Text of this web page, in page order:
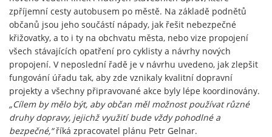
zpříjemní cesty autobusem po městě. Na základě podnětů
občanů jsou jeho součástí nápady, jak řešit nebezpečné
křižovatky, a to i ty na obchvatu města, nebo vize propojení
všech stávajících opatření pro cyklisty a návrhy nových
propojení. V neposlední řadě je v návrhu uvedeno, jak zlepšit
fungování úřadu tak, aby zde vznikaly kvalitní dopravní
projekty a všechny připravované akce byly lépe koordinovány.
„Cílem by mělo být, aby občan měl možnost používat různé
druhy dopravy, jejichž využití bude vždy pohodlné a
bezpečné,“říká zpracovatel plánu Petr Gelnar.